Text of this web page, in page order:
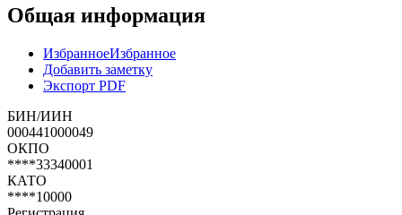
Общая информация
ИзбранноеИзбранное
Добавить заметку
Экспорт PDF
БИН/ИИН
000441000049
ОКПО
****33340001
КАТО
****10000